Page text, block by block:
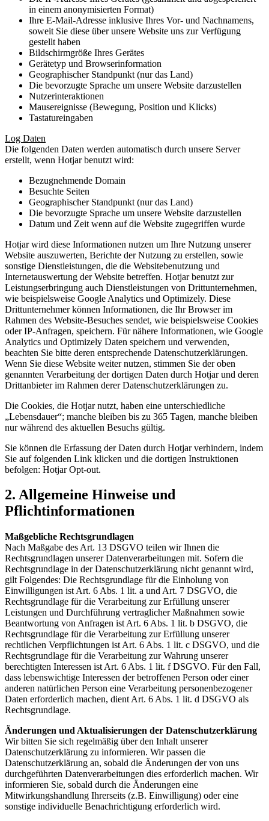
in einem anonymisierten Format)
Ihre E-Mail-Adresse inklusive Ihres Vor- und Nachnamens,
soweit Sie diese über unsere Website uns zur Verfügung
gestellt haben
Bildschirmgröße Ihres Gerätes
Gerätetyp und Browserinformation
Geographischer Standpunkt (nur das Land)
Die bevorzugte Sprache um unsere Website darzustellen
Nutzerinteraktionen
Mausereignisse (Bewegung, Position und Klicks)
Tastatureingaben
Log Daten
Die folgenden Daten werden automatisch durch unsere Server
erstellt, wenn Hotjar benutzt wird:
Bezugnehmende Domain
Besuchte Seiten
Geographischer Standpunkt (nur das Land)
Die bevorzugte Sprache um unsere Website darzustellen
Datum und Zeit wenn auf die Website zugegriffen wurde
Hotjar wird diese Informationen nutzen um Ihre Nutzung unserer
Website auszuwerten, Berichte der Nutzung zu erstellen, sowie
sonstige Dienstleistungen, die die Websitebenutzung und
Internetauswertung der Website betreffen. Hotjar benutzt zur
Leistungserbringung auch Dienstleistungen von Drittunternehmen,
wie beispielsweise Google Analytics und Optimizely. Diese
Drittunternehmer können Informationen, die Ihr Browser im
Rahmen des Website-Besuches sendet, wie beispielsweise Cookies
oder IP-Anfragen, speichern. Für nähere Informationen, wie Google
Analytics und Optimizely Daten speichern und verwenden,
beachten Sie bitte deren entsprechende Datenschutzerklärungen.
Wenn Sie diese Website weiter nutzen, stimmen Sie der oben
genannten Verarbeitung der dortigen Daten durch Hotjar und deren
Drittanbieter im Rahmen derer Datenschutzerklärungen zu.
Die Cookies, die Hotjar nutzt, haben eine unterschiedliche
„Lebensdauer“; manche bleiben bis zu 365 Tagen, manche bleiben
nur während des aktuellen Besuchs gültig.
Sie können die Erfassung der Daten durch Hotjar verhindern, indem
Sie auf folgenden Link klicken und die dortigen Instruktionen
befolgen: Hotjar Opt-out.
2. Allgemeine Hinweise und
Pflichtinformationen
Maßgebliche Rechtsgrundlagen
Nach Maßgabe des Art. 13 DSGVO teilen wir Ihnen die
Rechtsgrundlagen unserer Datenverarbeitungen mit. Sofern die
Rechtsgrundlage in der Datenschutzerklärung nicht genannt wird,
gilt Folgendes: Die Rechtsgrundlage für die Einholung von
Einwilligungen ist Art. 6 Abs. 1 lit. a und Art. 7 DSGVO, die
Rechtsgrundlage für die Verarbeitung zur Erfüllung unserer
Leistungen und Durchführung vertraglicher Maßnahmen sowie
Beantwortung von Anfragen ist Art. 6 Abs. 1 lit. b DSGVO, die
Rechtsgrundlage für die Verarbeitung zur Erfüllung unserer
rechtlichen Verpflichtungen ist Art. 6 Abs. 1 lit. c DSGVO, und die
Rechtsgrundlage für die Verarbeitung zur Wahrung unserer
berechtigten Interessen ist Art. 6 Abs. 1 lit. f DSGVO. Für den Fall,
dass lebenswichtige Interessen der betroffenen Person oder einer
anderen natürlichen Person eine Verarbeitung personenbezogener
Daten erforderlich machen, dient Art. 6 Abs. 1 lit. d DSGVO als
Rechtsgrundlage.
Änderungen und Aktualisierungen der Datenschutzerklärung
Wir bitten Sie sich regelmäßig über den Inhalt unserer
Datenschutzerklärung zu informieren. Wir passen die
Datenschutzerklärung an, sobald die Änderungen der von uns
durchgeführten Datenverarbeitungen dies erforderlich machen. Wir
informieren Sie, sobald durch die Änderungen eine
Mitwirkungshandlung Ihrerseits (z.B. Einwilligung) oder eine
sonstige individuelle Benachrichtigung erforderlich wird.